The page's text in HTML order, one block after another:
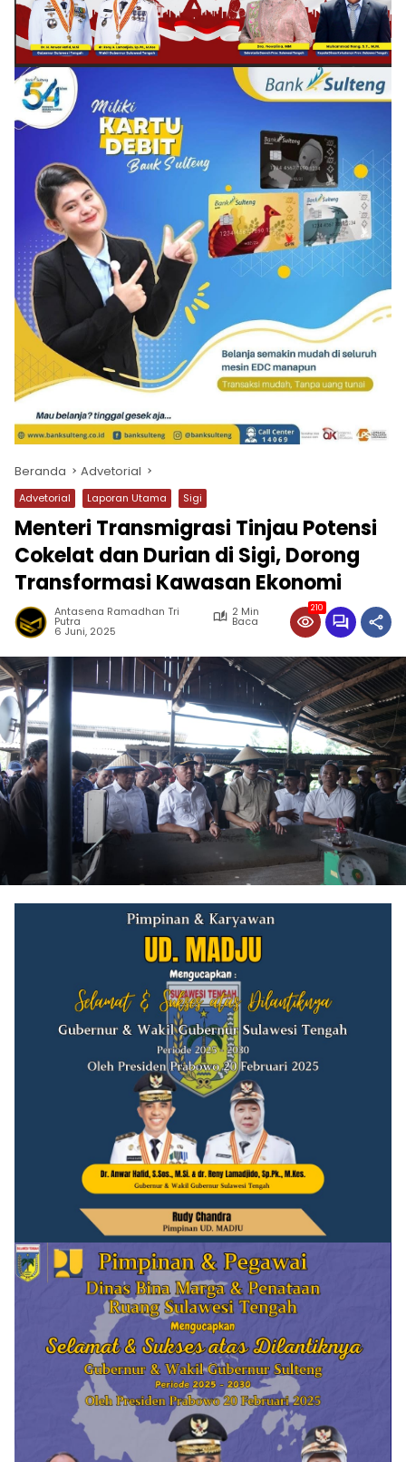
Beranda Advetorial
Advetorial Laporan Utama Sigi
Menteri Transmigrasi Tinjau Potensi
Cokelat dan Durian di Sigi, Dorong
Transformasi Kawasan Ekonomi
Antasena Ramadhan Tri
Putra
2 Min
Baca
6 Juni, 2025
210